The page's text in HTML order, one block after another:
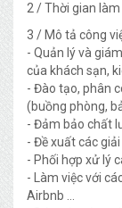
2 / Thời gian làm
3 / Mô tả công
- Quản lý và
của khách sạn,
- Đào tạo, phân
(buồng phòng,
- Đảm bảo chất
- Đề xuất các
- Phối hợp xử lý
- Làm việc với
Airbnb ...